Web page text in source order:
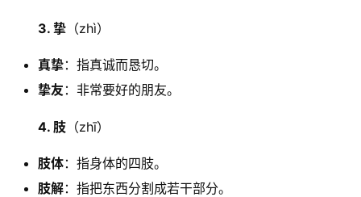
3. 挚 （zhì）
真挚：指真诚而恳切。
挚友 ：非常要好的朋友。
4. 肢 （zhī）
肢体：指身体的四肢。
肢解：指把东西分割成若干部分。